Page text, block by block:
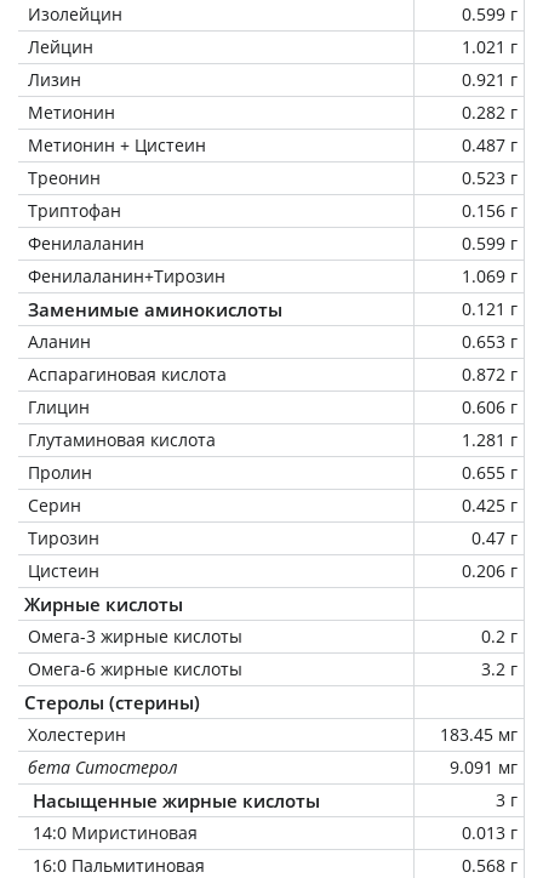
Изолейцин
0.599 г
Лейцин
1.021 г
Лизин
0.921 г
Метионин
0.282 г
Метионин + Цистеин
0.487 г
Треонин
0.523 г
Триптофан
0.156 г
Фенилаланин
0.599 г
Фенилаланин+Тирозин
1.069 г
Заменимые аминокислоты
0.121 г
Аланин
0.653 г
Аспарагиновая кислота
0.872 г
Глицин
0.606 г
Глутаминовая кислота
1.281 г
Пролин
0.655 г
Серин
0.425 г
Тирозин
0.47 г
Цистеин
0.206 г
Жирные кислоты
Омега-3 жирные кислоты
0.2 г
Омега-6 жирные кислоты
3.2 г
Стеролы (стерины)
Холестерин
183.45 мг
бета Ситостерол
9.091 мг
Насыщенные жирные кислоты
3 г
14:0 Миристиновая
0.013 г
16:0 Пальмитиновая
0.568 г